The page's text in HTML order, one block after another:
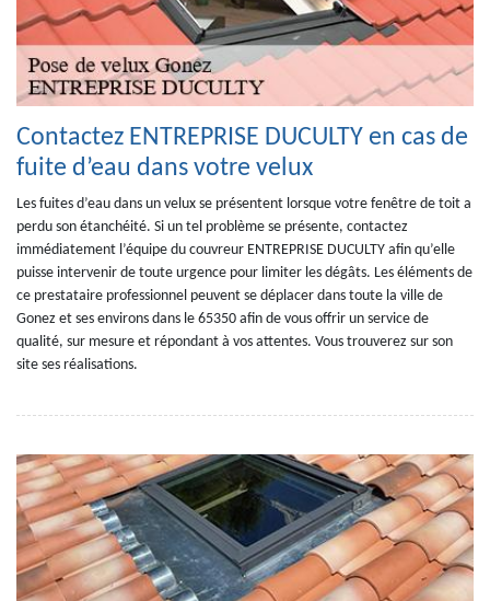
Contactez ENTREPRISE DUCULTY en cas de
fuite d’eau dans votre velux
Les fuites d’eau dans un velux se présentent lorsque votre fenêtre de toit a
perdu son étanchéité. Si un tel problème se présente, contactez
immédiatement l’équipe du couvreur ENTREPRISE DUCULTY afin qu’elle
puisse intervenir de toute urgence pour limiter les dégâts. Les éléments de
ce prestataire professionnel peuvent se déplacer dans toute la ville de
Gonez et ses environs dans le 65350 afin de vous offrir un service de
qualité, sur mesure et répondant à vos attentes. Vous trouverez sur son
site ses réalisations.